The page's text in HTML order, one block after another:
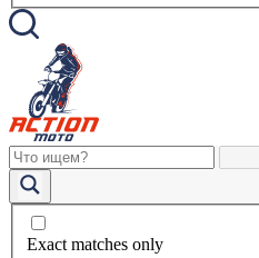
Exact matches only